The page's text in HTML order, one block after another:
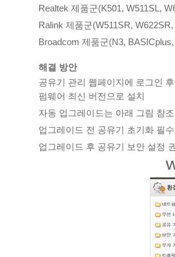
Realtek 제품군(K501, W511SL,
Ralink 제품군(W511SR,
Broadcom 제품군(N3,
해결 방안
공유기 관리 웹페이지에 로그인
펌웨어 최신 버전으로 설치
자동 업그레이드는 아래 그림 참조
업그레이드 전 공유기 초기화 필
업그레이드 후 공유기 보안 설정